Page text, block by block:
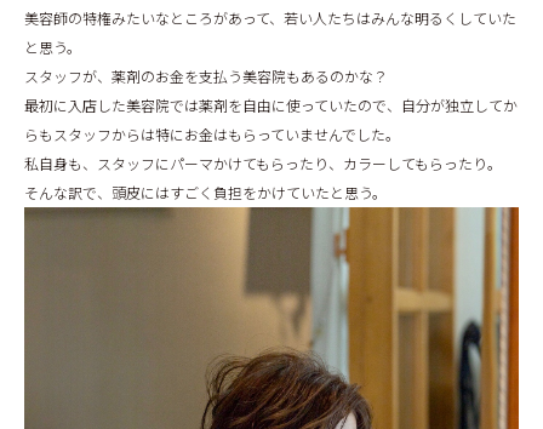
GALLERY
RECRUIT
YOUTUBE
美容師の特権みたいなところがあって、若い人たちはみんな明るくしていた
と思う。
スタッフが、薬剤のお金を支払う美容院もあるのかな？
最初に入店した美容院では薬剤を自由に使っていたので、自分が独立してか
らもスタッフからは特にお金はもらっていませんでした。
私自身も、スタッフにパーマかけてもらったり、カラーしてもらったり。
そんな訳で、頭皮にはすごく負担をかけていたと思う。